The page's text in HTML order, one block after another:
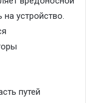
на устройство.
путей